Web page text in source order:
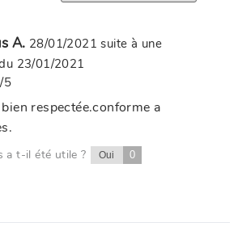
A. 28/01/2021 suite à une
23/01/2021
5
respectée.conforme a
a t-il été utile ? Oui 0